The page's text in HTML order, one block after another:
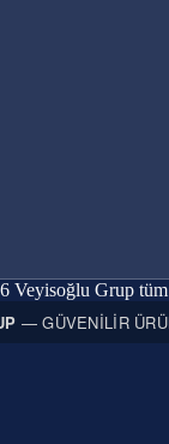
Veyisoğlu Grup tüm
— GÜVENILIR